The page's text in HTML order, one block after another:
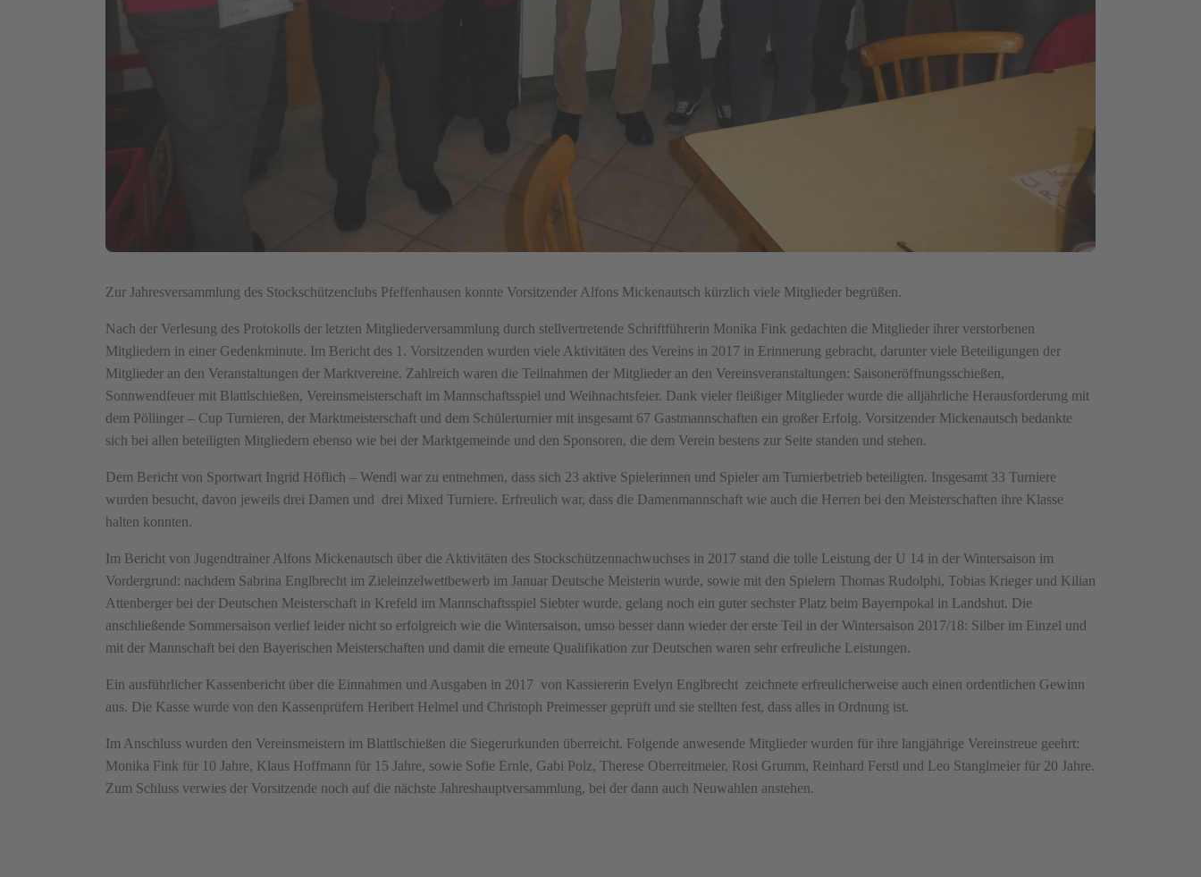
Zur Jahresversammlung des Stockschützenclubs Pfeffenhausen konnte Vorsitzender Alfons Mickenautsch kürzlich viele Mitglieder begrüßen.
Nach der Verlesung des Protokolls der letzten Mitgliederversammlung durch stellvertretende Schriftführerin Monika Fink gedachten die Mitglieder ihrer verstorbenen
Mitgliedern in einer Gedenkminute. Im Bericht des 1. Vorsitzenden wurden viele Aktivitäten des Vereins in 2017 in Erinnerung gebracht, darunter viele Beteiligungen der
Mitglieder an den Veranstaltungen der Marktvereine. Zahlreich waren die Teilnahmen der Mitglieder an den Vereinsveranstaltungen: Saisoneröffnungsschießen,
Sonnwendfeuer mit Blattlschießen, Vereinsmeisterschaft im Mannschaftsspiel und Weihnachtsfeier. Dank vieler fleißiger Mitglieder wurde die alljährliche Herausforderung mit
dem Pöllinger – Cup Turnieren, der Marktmeisterschaft und dem Schülerturnier mit insgesamt 67 Gastmannschaften ein großer Erfolg. Vorsitzender Mickenautsch bedankte
sich bei allen beteiligten Mitgliedern ebenso wie bei der Marktgemeinde und den Sponsoren, die dem Verein bestens zur Seite standen und stehen.
Dem Bericht von Sportwart Ingrid Höflich – Wendl war zu entnehmen, dass sich 23 aktive Spielerinnen und Spieler am Turnierbetrieb beteiligten. Insgesamt 33 Turniere
wurden besucht, davon jeweils drei Damen und drei Mixed Turniere. Erfreulich war, dass die Damenmannschaft wie auch die Herren bei den Meisterschaften ihre Klasse
halten konnten.
Im Bericht von Jugendtrainer Alfons Mickenautsch über die Aktivitäten des Stockschützennachwuchses in 2017 stand die tolle Leistung der U 14 in der Wintersaison im
Vordergrund: nachdem Sabrina Englbrecht im Zieleinzelwettbewerb im Januar Deutsche Meisterin wurde, sowie mit den Spielern Thomas Rudolphi, Tobias Krieger und Kilian
Attenberger bei der Deutschen Meisterschaft in Krefeld im Mannschaftsspiel Siebter wurde, gelang noch ein guter sechster Platz beim Bayernpokal in Landshut. Die
anschließende Sommersaison verlief leider nicht so erfolgreich wie die Wintersaison, umso besser dann wieder der erste Teil in der Wintersaison 2017/18: Silber im Einzel und
mit der Mannschaft bei den Bayerischen Meisterschaften und damit die erneute Qualifikation zur Deutschen waren sehr erfreuliche Leistungen.
Ein ausführlicher Kassenbericht über die Einnahmen und Ausgaben in 2017 von Kassiererin Evelyn Englbrecht zeichnete erfreulicherweise auch einen ordentlichen Gewinn
aus. Die Kasse wurde von den Kassenprüfern Heribert Helmel und Christoph Preimesser geprüft und sie stellten fest, dass alles in Ordnung ist.
Im Anschluss wurden den Vereinsmeistern im Blattlschießen die Siegerurkunden überreicht. Folgende anwesende Mitglieder wurden für ihre langjährige Vereinstreue geehrt:
Monika Fink für 10 Jahre, Klaus Hoffmann für 15 Jahre, sowie Sofie Ernle, Gabi Polz, Therese Oberreitmeier, Rosi Grumm, Reinhard Ferstl und Leo Stanglmeier für 20 Jahre.
Zum Schluss verwies der Vorsitzende noch auf die nächste Jahreshauptversammlung, bei der dann auch Neuwahlen anstehen.